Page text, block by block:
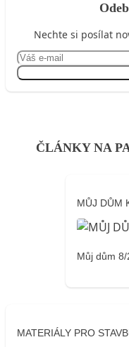
Nechte si posílat
ČLÁNKY NA
MŮJ DŮM
Můj dům 8/
MATERIÁLY PRO